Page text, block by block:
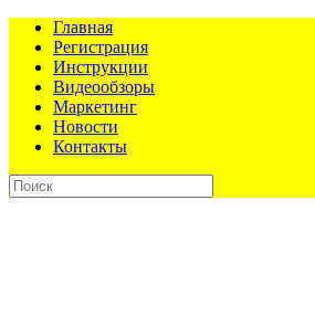
Главная
Регистрация
Инструкции
Видеообзоры
Маркетинг
Новости
Контакты